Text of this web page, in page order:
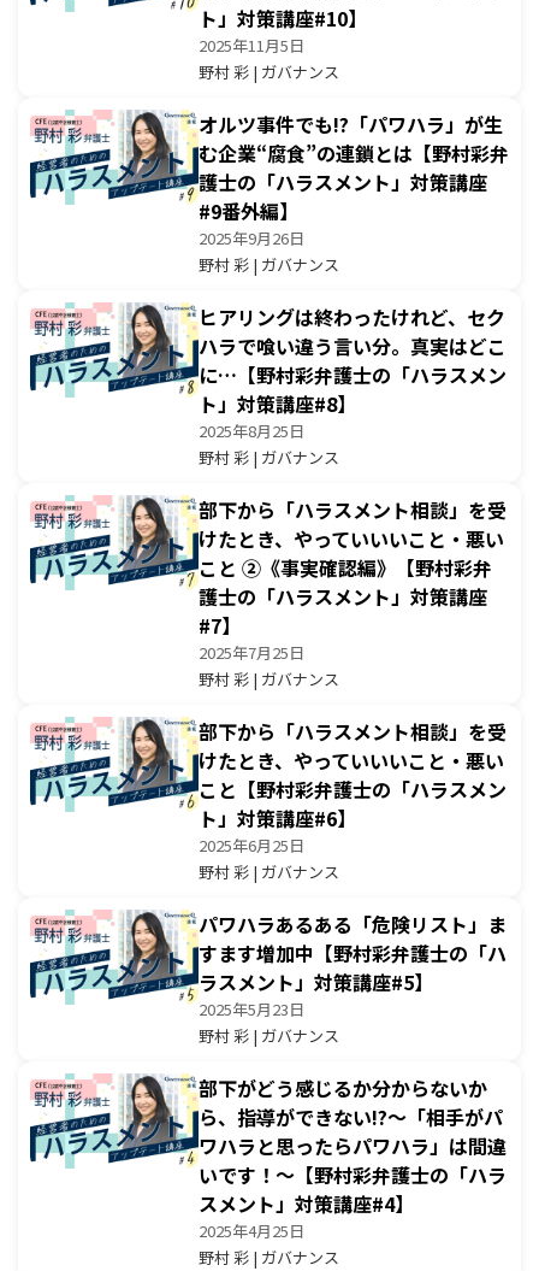
ト」対策講座#10】
2025年11月5日
野村 彩 | ガバナンス
オルツ事件でも!?「パワハラ」が生
む企業“腐食”の連鎖とは【野村彩弁
護士の「ハラスメント」対策講座
#9番外編】
2025年9月26日
野村 彩 | ガバナンス
ヒアリングは終わったけれど、セク
ハラで喰い違う言い分。真実はどこ
に…【野村彩弁護士の「ハラスメン
ト」対策講座#8】
2025年8月25日
野村 彩 | ガバナンス
部下から「ハラスメント相談」を受
けたとき、やっていいいこと・悪い
こと ②《事実確認編》【野村彩弁
護士の「ハラスメント」対策講座
#7】
2025年7月25日
野村 彩 | ガバナンス
部下から「ハラスメント相談」を受
けたとき、やっていいいこと・悪い
こと【野村彩弁護士の「ハラスメン
ト」対策講座#6】
2025年6月25日
野村 彩 | ガバナンス
パワハラあるある「危険リスト」ま
すます増加中【野村彩弁護士の「ハ
ラスメント」対策講座#5】
2025年5月23日
野村 彩 | ガバナンス
部下がどう感じるか分からないか
ら、指導ができない!?〜「相手がパ
ワハラと思ったらパワハラ」は間違
いです！〜【野村彩弁護士の「ハラ
スメント」対策講座#4】
2025年4月25日
野村 彩 | ガバナンス